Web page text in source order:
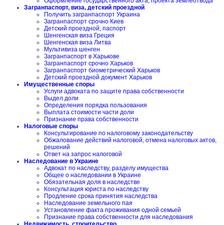
Загранпаспорт, виза, детский проездной
Получить загранпаспорт Украина
Загранпаспорт срочно Киев
Детский проездной, паспорт
Шенгенская виза Греция
Шенгенская виза Литва
Мультивиза шенген
Загранпаспорт в Харькове
Загранпаспорт срочно Харьков
Загранпаспорт биометрический Харьков
Детский проездной документ Харьков
Имущественные споры
Услуги адвоката по защите права собственности
Выдел доли
Определения порядка пользования
Выплата стоимости части доли
Признание права собственности
Налоговые споры
Консультирование по налоговому законодательству
Обжалование действий налоговой, отмена налоговых актов,
решений
Ответ на запрос налоговой
Наследование в Украине
Адвокат по наследству, разделу имущества
Общее о наследовании в Украине
Обязательная доля в наследстве
Консультация юриста по наследству
Продление срока принятия наследства
Наследование земельного пая
Установление факта проживания одной семьей
Признание права собственности для наследования